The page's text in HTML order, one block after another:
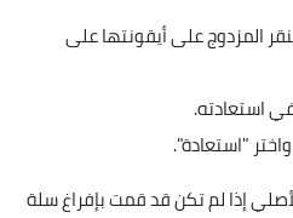
المزدوج على أيقونتها على
استعادته.
"استعادة".
إذا لم تكن قد قمت بإفراغ سلة